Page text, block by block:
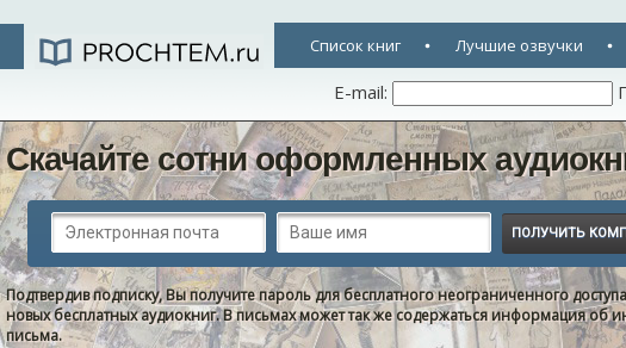
Список книг Лучшие озвучки
E-mail:
Скачайте сотни оформленных
Подтвердив подписку, Вы получите пароль для бесплатного неограниченного
новых бесплатных аудиокниг. В письмах может так же содержаться информация об
письма.